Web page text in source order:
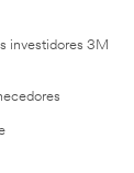
investidores 3M